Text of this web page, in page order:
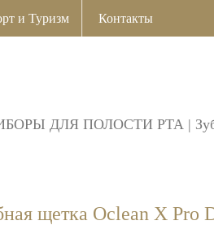
и Туризм Контакты
ДЛЯ ПОЛОСТИ РТА |
щетка Oclean X Pro